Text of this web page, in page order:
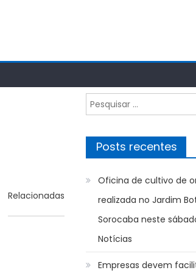
Relacionadas
Pesquisar
por:
Posts recentes
Oficina de cultivo de
realizada no Jardim
Sorocaba neste
Notícias
Empresas devem